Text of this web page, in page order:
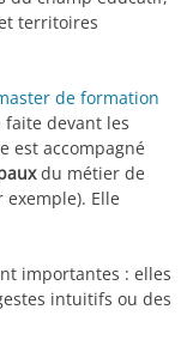
territoires
de formation
faite devant les
est accompagné
du métier de
Elle
importantes : elles
intuitifs ou des